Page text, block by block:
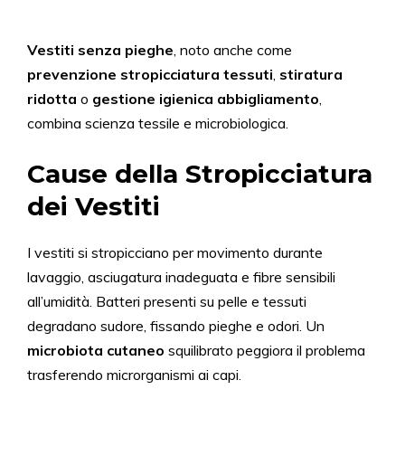
Vestiti senza pieghe, noto anche come
prevenzione stropicciatura tessuti, stiratura
ridotta o gestione igienica abbigliamento,
combina scienza tessile e microbiologica.
Cause della Stropicciatura
dei Vestiti
I vestiti si stropicciano per movimento durante
lavaggio, asciugatura inadeguata e fibre sensibili
all’umidità. Batteri presenti su pelle e tessuti
degradano sudore, fissando pieghe e odori. Un
microbiota cutaneo squilibrato peggiora il problema
trasferendo microrganismi ai capi.